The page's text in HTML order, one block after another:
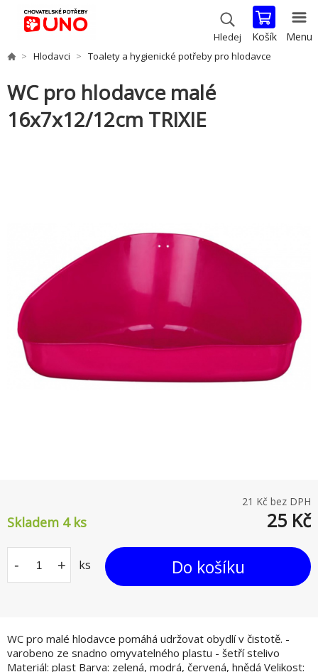
Hledej Košík Menu
Hlodavci Toalety a hygienické potřeby pro hlodavce
WC pro hlodavce malé
16x7x12/12cm TRIXIE
WC pro malé hlodavce pomáhá udržovat obydlí v čistotě. -
varobeno ze snadno omyvatelného plastu - šetří stelivo
Materiál: plast Barva: zelená, modrá, červená, hnědá Velikost:
21 Kč bez DPH
Skladem 4 ks 25 Kč
- + ks Do košíku